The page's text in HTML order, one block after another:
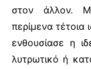
στον άλλον.
περίμενα
ενθουσίασε η
λυτρωτικό ή